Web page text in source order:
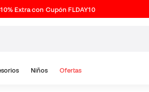
Extra con Cupón FLDAY10
Niños Ofertas